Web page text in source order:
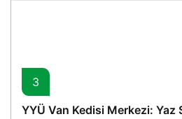
3
YYÜ Van Kedisi Merkezi: